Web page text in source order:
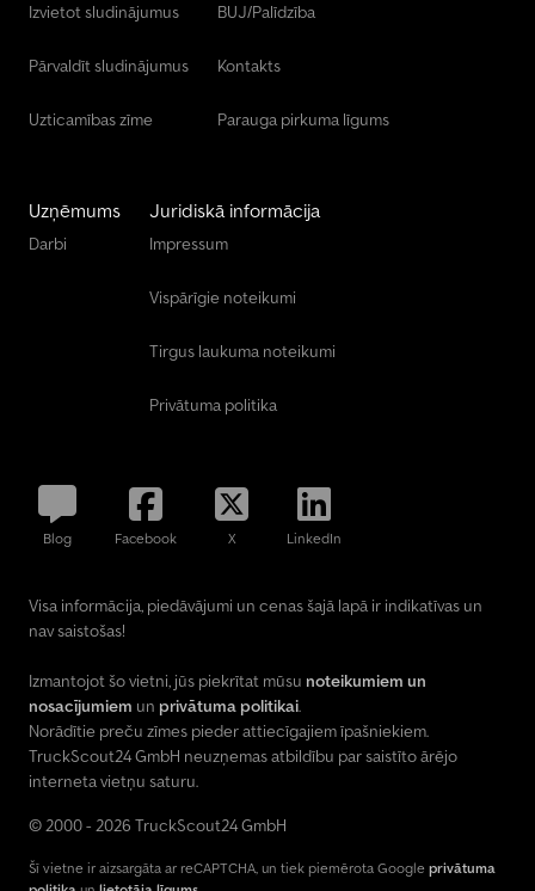
Izvietot sludinājumus
Pārvaldīt sludinājumus
Uzticamības zīme
BUJ/Palīdzība
Kontakts
Parauga pirkuma līgums
Uzņēmums
Darbi
Juridiskā informācija
Impressum
Vispārīgie noteikumi
Tirgus laukuma noteikumi
Privātuma politika
Blog Facebook X LinkedIn
Visa informācija, piedāvājumi un cenas šajā lapā ir indikatīvas un
nav saistošas!
Izmantojot šo vietni, jūs piekrītat mūsu noteikumiem un
nosacījumiem un privātuma politikai.
Norādītie preču zīmes pieder attiecīgajiem īpašniekiem.
TruckScout24 GmbH neuzņemas atbildību par saistīto ārējo
interneta vietņu saturu.
© 2000 - 2026 TruckScout24 GmbH
Šī vietne ir aizsargāta ar reCAPTCHA, un tiek piemērota Google privātuma